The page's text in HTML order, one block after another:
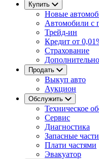
Купить
Новые
Автомобили с
Трейд-ин
Кредит от
Страхование
Продать
Выкуп авто
Аукцион
Обслужить
Техническое
Сервис
Диагностика
Запасные части
Плати частями
Эвакуатор